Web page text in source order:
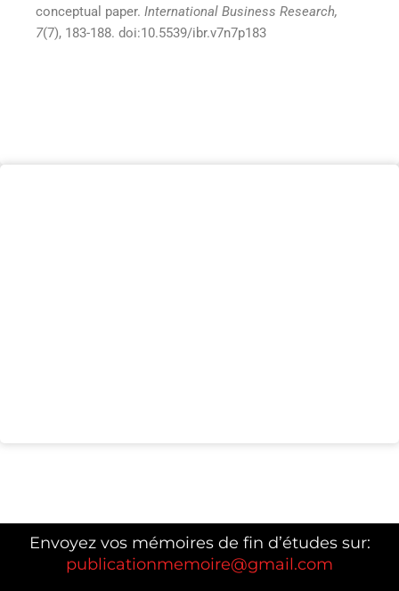
conceptual paper. International Business Research,
7(7), 183-188. doi:10.5539/ibr.v7n7p183
Envoyez vos mémoires de fin d’études sur:
publicationmemoire@gmail.com